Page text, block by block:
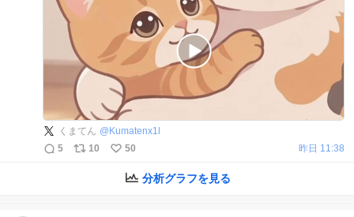
くまてん @ Kumatenx1l
5
10 50 昨日 11:38
分析グラフを見る